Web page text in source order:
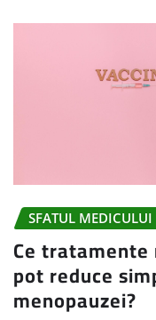
SFATUL MEDICULUI
Ce
pot reduce
menopauzei?